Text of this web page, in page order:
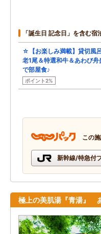
「誕生日 記念日」を含む宿
☆【お楽しみ満載】貸切風
老1尾＆特選和牛＆あわび
で部屋食♪
ポイント2%
この
新幹線/特急付
極上の美肌湯『青湯』